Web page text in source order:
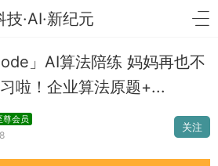
技·AI·新纪元
」AI算法陪练 妈妈再也不
啦！企业算法原题+...
尊会员
关注